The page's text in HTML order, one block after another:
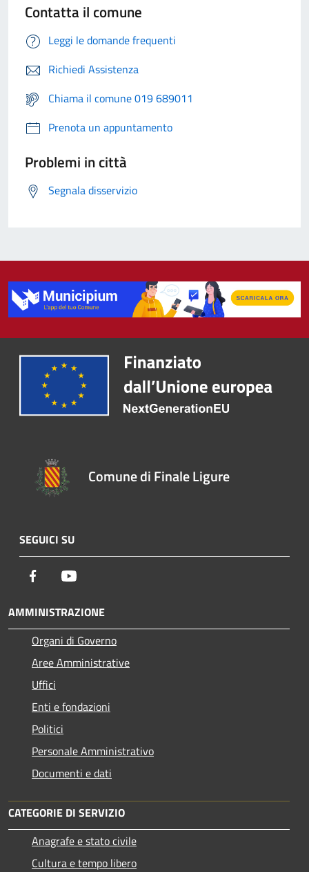
Contatta il comune
Leggi le domande frequenti
Richiedi Assistenza
Chiama il comune 019 689011
Prenota un appuntamento
Problemi in città
Segnala disservizio
Comune di Finale Ligure
SEGUICI SU
Facebook
AMMINISTRAZIONE
Organi di Governo
Aree Amministrative
Uffici
Enti e fondazioni
Politici
Personale Amministrativo
Documenti e dati
CATEGORIE DI SERVIZIO
Anagrafe e stato civile
Cultura e tempo libero